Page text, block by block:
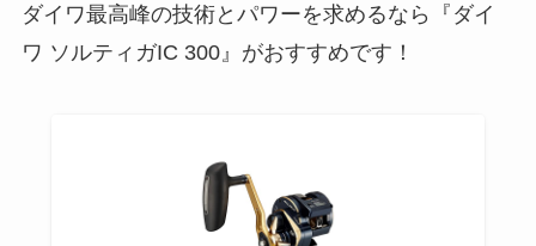
ダイワ最高峰の技術とパワーを求めるなら『ダイ
ワ ソルティガIC 300』がおすすめです！